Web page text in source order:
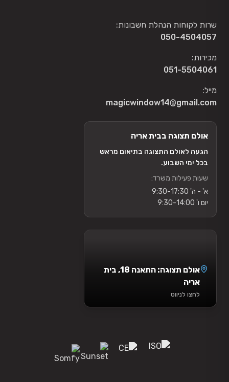
שרות לקוחות הנהלת חשבונות:
050-4504057
מכירות:
051-5504061
מייל:
magicwindow14@gmail.com
אולם תצוגה בבית אריה
הגעה לאולם התצוגה בתיאום מראש
בכל ימי השבוע.
שעות פעילות משרד:
א' - ה' 9:30-17:30
יום ו' 9:30-14:00
אולם תצוגה: התאנה 18, בית
אריה
לחצו לניווט